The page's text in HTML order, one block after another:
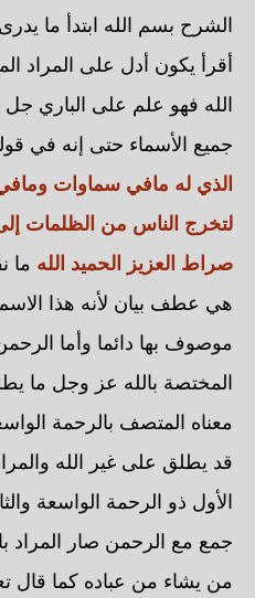
الشرح بسم الله ابتدأ ما
أقرأ يكون أدل على المراد
الله فهو علم على الباري جل
جميع الأسماء حتى إنه في
ِالذي له مافي سماوات
لتخرج الناس من الظلمات
صراط العزيز الحميد الله ما
هي عطف بيان لأنه هذا الاسم
موصوف بها دائما وأما
المختصة بالله عز وجل ما
معناه المتصف بالرحمة
قد يطلق على غير الله
الأول ذو الرحمة الواسعة
جمع مع الرحمن صار المراد
من يشاء من عباده كما قال